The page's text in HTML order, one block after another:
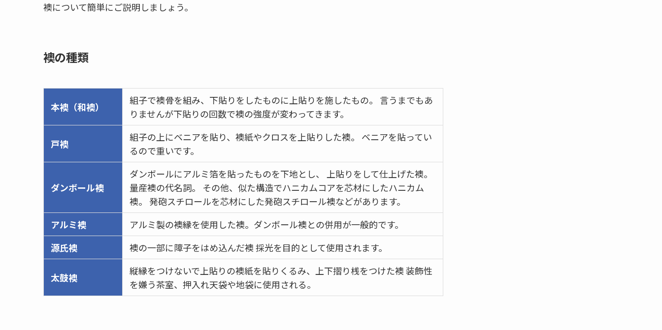
襖について簡単にご説明しましょう。
襖の種類
本襖（和襖）
組子で襖骨を組み、下貼りをしたものに上貼りを施したもの。 言うまでもあ
りませんが下貼りの回数で襖の強度が変わってきます。
戸襖
組子の上にベニアを貼り、襖紙やクロスを上貼りした襖。 ベニアを貼ってい
るので重いです。
ダンボール襖
ダンボールにアルミ箔を貼ったものを下地とし、 上貼りをして仕上げた襖。
量産襖の代名詞。 その他、似た構造でハニカムコアを芯材にしたハニカム
襖。 発砲スチロールを芯材にした発砲スチロール襖などがあります。
アルミ襖
アルミ製の襖縁を使用した襖。ダンボール襖との併用が一般的です。
源氏襖
襖の一部に障子をはめ込んだ襖 採光を目的として使用されます。
太鼓襖
縦縁をつけないで上貼りの襖紙を貼りくるみ、上下摺り桟をつけた襖 装飾性
を嫌う茶室、押入れ天袋や地袋に使用される。